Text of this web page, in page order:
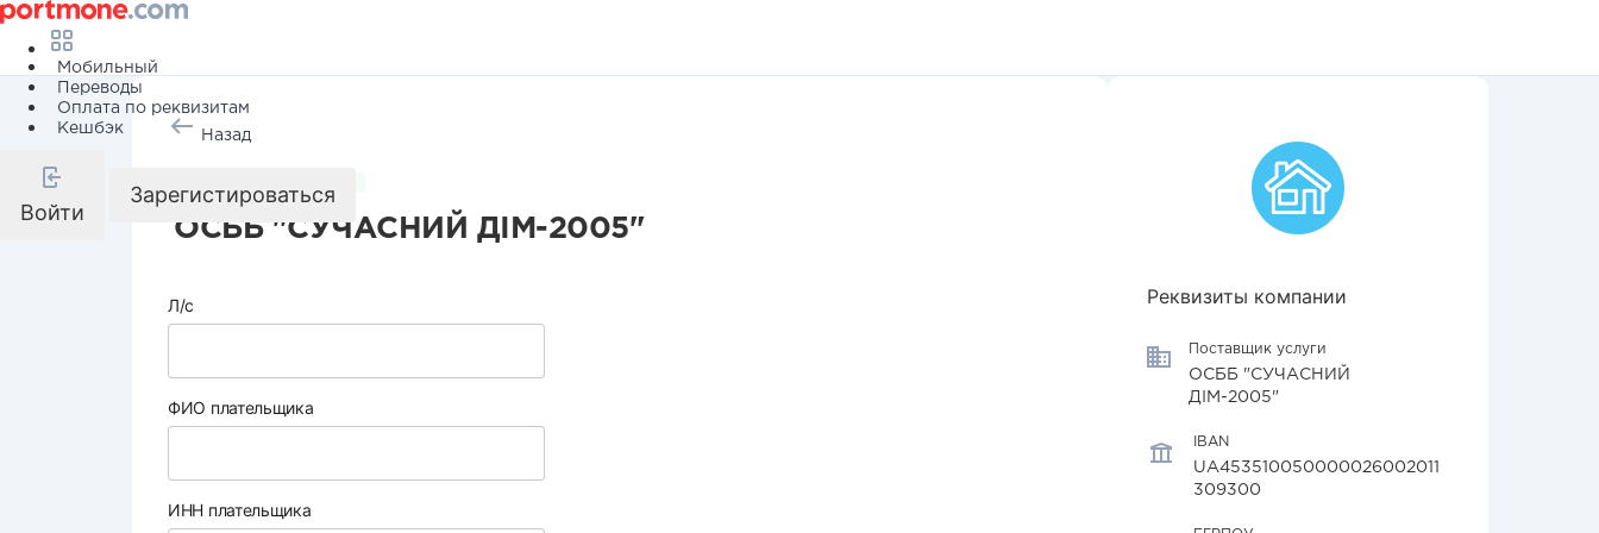
Мобильный
Переводы
Оплата по реквизитам
Кешбэк
Войти
Зарегистироваться
Назад
ОСББ "СУЧАСНИЙ ДІМ-2005"
Л/с
ФИО плательщика
ИНН плательщика
Реквизиты компании
Поставщик услуги
ОСББ "СУЧАСНИЙ
ДІМ-2005"
IBAN
UA453510050000026002011
309300